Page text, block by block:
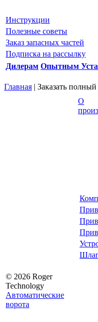
Инструкции
Полезные советы
Заказ запасных частей
Подписка на рассылку
Дилерам Опытным
Главная | Заказать
© 2026 Roger
Technology
Автоматические
ворота
О